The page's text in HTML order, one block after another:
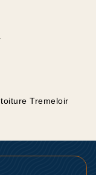
Tremeloir